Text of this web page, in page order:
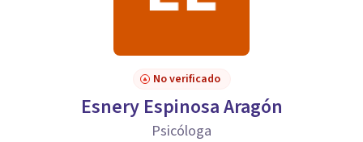
No verificado
Esnery Espinosa Aragón
Psicóloga